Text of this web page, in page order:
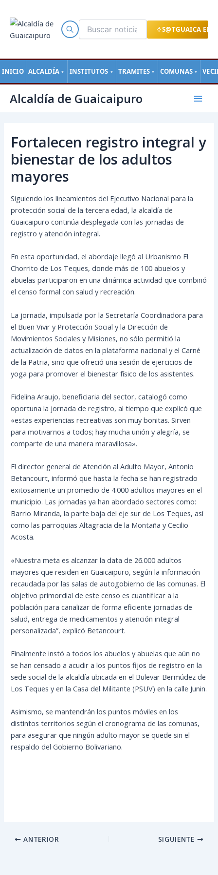
S@TGUAICA EN
INICIO ALCALDÍA ▼ INSTITUTOS ▼ TRAMITES ▼ COMUNAS ▼
contenido
Alcaldía de Guaicaipuro
Main
Fortalecen registro integral y
bienestar de los adultos
mayores
Siguiendo los lineamientos del Ejecutivo Nacional para la
protección social de la tercera edad, la alcaldía de
Guaicaipuro continúa desplegada con las jornadas de
registro y atención integral.
En esta oportunidad, el abordaje llegó al Urbanismo El
Chorrito de Los Teques, donde más de 100 abuelos y
abuelas participaron en una dinámica actividad que combinó
el censo formal con salud y recreación.
La jornada, impulsada por la Secretaría Coordinadora para
el Buen Vivir y Protección Social y la Dirección de
Movimientos Sociales y Misiones, no sólo permitió la
actualización de datos en la plataforma nacional y el Carné
de la Patria, sino que ofreció una sesión de ejercicios de
yoga para promover el bienestar físico de los asistentes.
Fidelina Araujo, beneficiaria del sector, catalogó como
oportuna la jornada de registro, al tiempo que explicó que
«estas experiencias recreativas son muy bonitas. Sirven
para motivarnos a todos; hay mucha unión y alegría, se
comparte de una manera maravillosa».
El director general de Atención al Adulto Mayor, Antonio
Betancourt, informó que hasta la fecha se han registrado
exitosamente un promedio de 4.000 adultos mayores en el
municipio. Las jornadas ya han abordado sectores como:
Barrio Miranda, la parte baja del eje sur de Los Teques, así
como las parroquias Altagracia de la Montaña y Cecilio
Acosta.
«Nuestra meta es alcanzar la data de 26.000 adultos
mayores que residen en Guaicaipuro, según la información
recaudada por las salas de autogobierno de las comunas. El
objetivo primordial de este censo es cuantificar a la
población para canalizar de forma eficiente jornadas de
salud, entrega de medicamentos y atención integral
personalizada”, explicó Betancourt.
Finalmente instó a todos los abuelos y abuelas que aún no
se han censado a acudir a los puntos fijos de registro en la
sede social de la alcaldía ubicada en el Bulevar Bermúdez de
Los Teques y en la Casa del Militante (PSUV) en la calle Junin.
Asimismo, se mantendrán los puntos móviles en los
distintos territorios según el cronograma de las comunas,
para asegurar que ningún adulto mayor se quede sin el
respaldo del Gobierno Bolivariano.
de
ANTERIOR SIGUIENTE